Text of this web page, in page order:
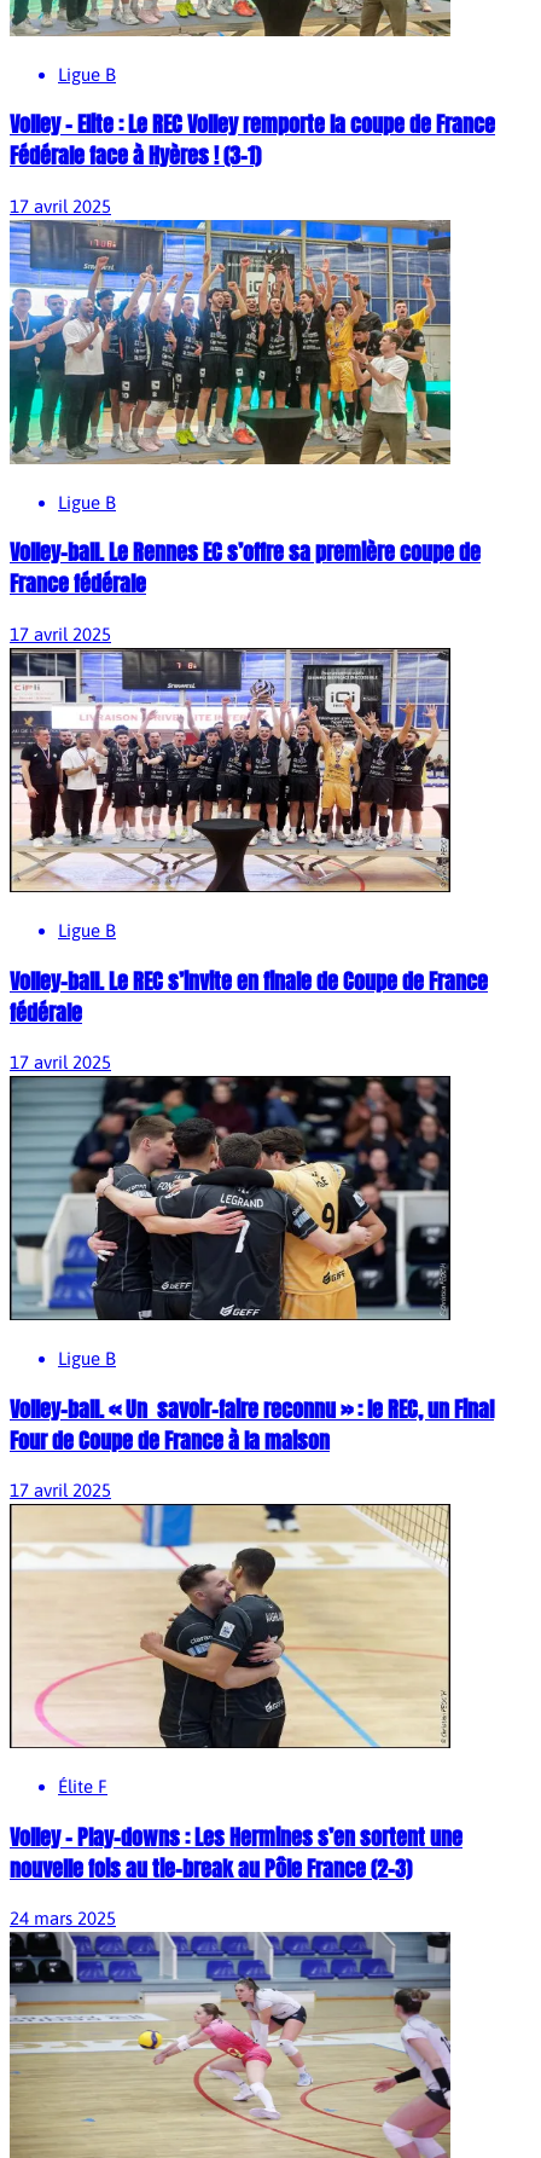
Ligue B
Volley – Elite : Le REC Volley remporte la coupe de France
Fédérale face à Hyères ! (3-1)
17 avril 2025
Ligue B
Volley-ball. Le Rennes EC s’offre sa première coupe de
France fédérale
17 avril 2025
Ligue B
Volley-ball. Le REC s’invite en finale de Coupe de France
fédérale
17 avril 2025
Ligue B
Volley-ball. « Un savoir-faire reconnu » : le REC, un Final
Four de Coupe de France à la maison
17 avril 2025
Élite F
Volley – Play-downs : Les Hermines s’en sortent une
nouvelle fois au tie-break au Pôle France (2-3)
24 mars 2025